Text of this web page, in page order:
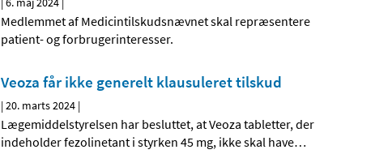
Medlemmet af Medicintilskudsnævnet skal repræsentere
patient- og forbrugerinteresser.
Veoza får ikke generelt klausuleret tilskud
|20. marts 2024 |
Lægemiddelstyrelsen har besluttet, at Veoza tabletter, der
indeholder fezolinetant i styrken 45 mg, ikke skal have…